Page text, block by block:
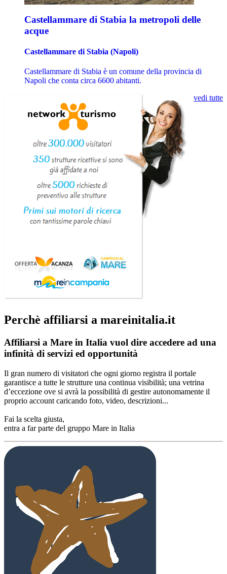
Castellammare di Stabia la metropoli delle
acque
Castellammare di Stabia (Napoli)
Castellammare di Stabia è un comune della provincia di
Napoli che conta circa 6600 abitanti.
vedi tutte
Perchè affiliarsi a mareinitalia.it
Affiliarsi a Mare in Italia vuol dire accedere ad una
infinità di servizi ed opportunità
Il gran numero di visitatori che ogni giorno registra il portale
garantisce a tutte le strutture una continua visibilità; una vetrina
d’eccezione ove si avrà la possibilità di gestire autonomamente il
proprio account caricando foto, video, descrizioni...
Fai la scelta giusta,
entra a far parte del gruppo Mare in Italia